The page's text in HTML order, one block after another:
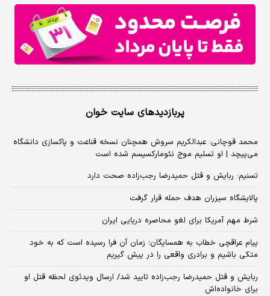
پربازدیدهای سایت خوان
محمد قوچانی: عبدالکریم سروش همچنان نسخه قناعت و پاکسازی دانشگاه
می‌پیچد | او تسلیم موج نئومارکسیسم شده است
تسنیم: ربایش و قتل حمیدرضا رجب‌زاده صحت دارد
پالایشگاه سیزران هدف حمله قرار گرفت
شرط مهم آمریکا برای لغو محاصره دریایی ایران
پیام عراقچی خطاب به همسایگان؛ زمان آن فرا رسیده است که به خود
متکی باشیم و برادری واقعی را در پیش گیریم
ربایش و قتل حمیدرضا رجب‌زاده تایید شد/ ارسال ویدئوی لحظه قتل او
برای خانواده‌اش